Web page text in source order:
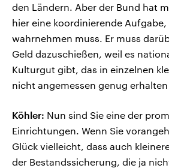
den Ländern. Aber der Bund hat
hier eine koordinierende
wahrnehmen muss. Er muss
Geld dazuschießen, weil es
Kulturgut gibt, das in einzelnen
nicht angemessen genug
Köhler: Nun sind Sie eine der
Einrichtungen. Wenn Sie
Glück vielleicht, dass auch
der Bestandssicherung, die ja